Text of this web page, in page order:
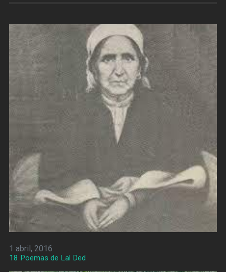
1 abril, 2016
18 Poemas de Lal Ded